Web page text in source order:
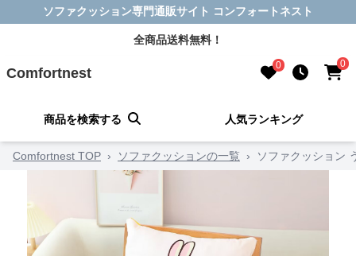
ソファクッション専門通販サイト コンフォートネスト
全商品送料無料！
Comfortnest 0 0
商品を検索する 人気ランキング
Comfortnest TOP › ソファクッションの一覧 › ソファクッション